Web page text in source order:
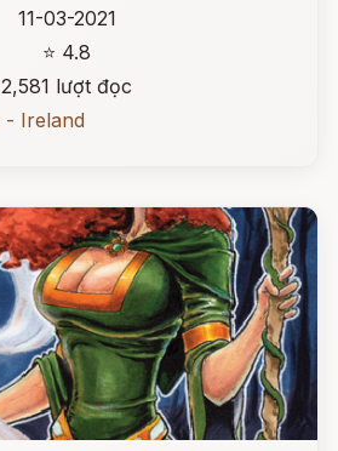
11-03-2021
⭐ 4.8
2,581 lượt đọc
- Ireland